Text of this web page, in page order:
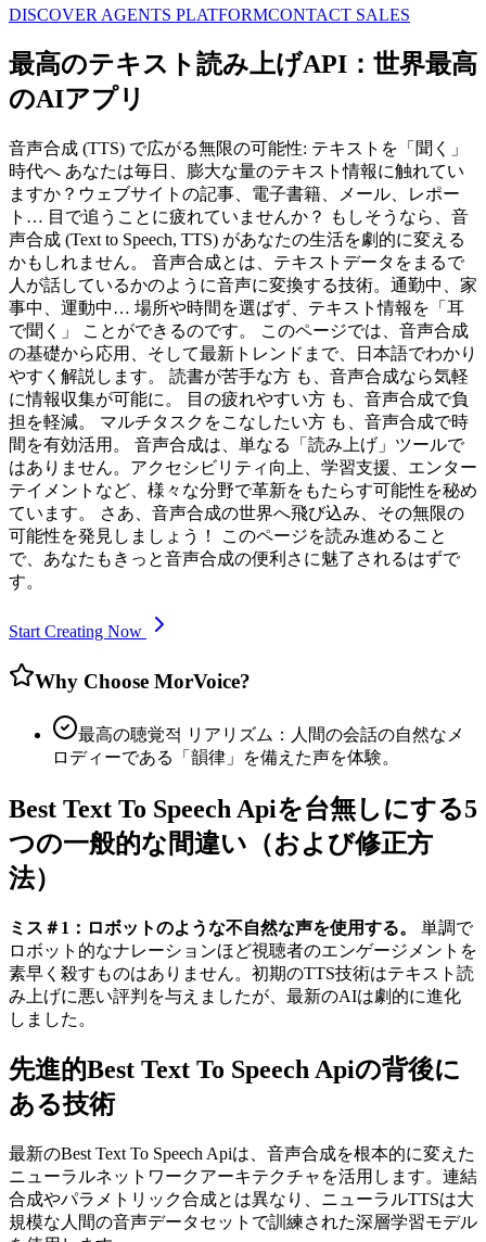
DISCOVER AGENTS PLATFORMCONTACT SALES
最高のテキスト読み上げAPI：世界最高
のAIアプリ
音声合成 (TTS) で広がる無限の可能性: テキストを「聞く」
時代へ あなたは毎日、膨大な量のテキスト情報に触れてい
ますか？ウェブサイトの記事、電子書籍、メール、レポー
ト… 目で追うことに疲れていませんか？ もしそうなら、音
声合成 (Text to Speech, TTS) があなたの生活を劇的に変える
かもしれません。 音声合成とは、テキストデータをまるで
人が話しているかのように音声に変換する技術。通勤中、家
事中、運動中… 場所や時間を選ばず、テキスト情報を「耳
で聞く」 ことができるのです。 このページでは、音声合成
の基礎から応用、そして最新トレンドまで、日本語でわかり
やすく解説します。 読書が苦手な方 も、音声合成なら気軽
に情報収集が可能に。 目の疲れやすい方 も、音声合成で負
担を軽減。 マルチタスクをこなしたい方 も、音声合成で時
間を有効活用。 音声合成は、単なる「読み上げ」ツールで
はありません。アクセシビリティ向上、学習支援、エンター
テイメントなど、様々な分野で革新をもたらす可能性を秘め
ています。 さあ、音声合成の世界へ飛び込み、その無限の
可能性を発見しましょう！ このページを読み進めること
で、あなたもきっと音声合成の便利さに魅了されるはずで
す。
Start Creating Now
Why Choose MorVoice?
最高の聴覚적 リアリズム：人間の会話の自然なメ
ロディーである「韻律」を備えた声を体験。
Best Text To Speech Apiを台無しにする5
つの一般的な間違い（および修正方
法）
ミス＃1：ロボットのような不自然な声を使用する。
単調で
ロボット的なナレーションほど視聴者のエンゲージメントを
素早く殺すものはありません。初期のTTS技術はテキスト読
み上げに悪い評判を与えましたが、最新のAIは劇的に進化
しました。
先進的Best Text To Speech Apiの背後に
ある技術
最新のBest Text To Speech Apiは、音声合成を根本的に変えた
ニューラルネットワークアーキテクチャを活用します。連結
合成やパラメトリック合成とは異なり、ニューラルTTSは大
規模な人間の音声データセットで訓練された深層学習モデル